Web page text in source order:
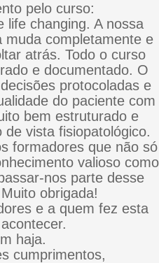
pelo curso:
life changing. A nossa
completamente e
atrás. Todo o curso
e documentado. O
protocoladas e
do paciente com
bem estruturado e
vista fisiopatológico.
formadores que não só
valioso como
nos parte desse
obrigada!
e a quem fez esta
haja.
cumprimentos,